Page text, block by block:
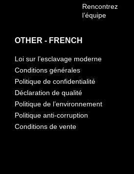
Rencontrez
l’équipe
OTHER - FRENCH
Loi sur l’esclavage moderne
Conditions générales
Politique de confidentialité
Déclaration de qualité
Politique de l’environnement
Politique anti-corruption
Conditions de vente